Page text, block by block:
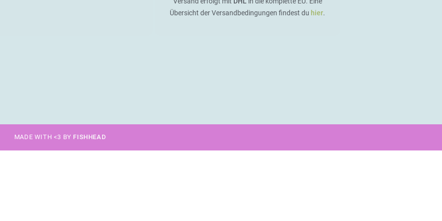
Übersicht der Versandbedingungen findest du hier.
MADE WITH <3 BY FISHHEAD